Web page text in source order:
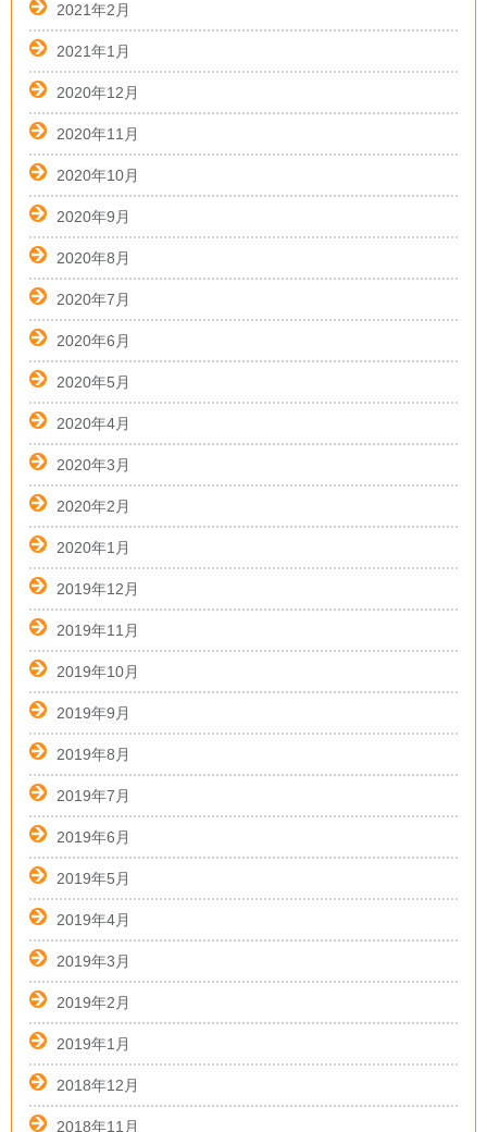
2021年2月
2021年1月
2020年12月
2020年11月
2020年10月
2020年9月
2020年8月
2020年7月
2020年6月
2020年5月
2020年4月
2020年3月
2020年2月
2020年1月
2019年12月
2019年11月
2019年10月
2019年9月
2019年8月
2019年7月
2019年6月
2019年5月
2019年4月
2019年3月
2019年2月
2019年1月
2018年12月
2018年11月